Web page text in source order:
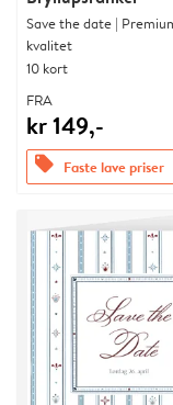
Save the date |
kvalitet
10 kort
FRA
kr 149,-
offers Faste lave priser